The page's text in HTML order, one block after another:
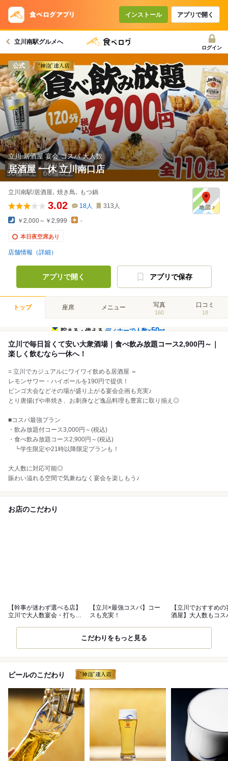
インストール アプリで開く
立川南駅グルメへ
ログイン
公式
立川 居酒屋 宴会 コスパ 大人数
居酒屋 一休 立川南口店
立川南駅/居酒屋､ 焼き鳥､ もつ鍋
3.02 18人 313 人
￥2,000～￥2,999 -
本日夜空席あり
店舗情報（詳細）
アプリで開く アプリで保存
トップ 座席 メニュー 写真
160
口コミ
18
貯まる・使えるディナーで人数×50pt
立川で毎日旨くて安い大衆酒場｜食べ飲み放題コース2,900円～｜
楽しく飲むなら一休へ！
= 立川でカジュアルにワイワイ飲める居酒屋 ＝
レモンサワー・ハイボールを190円で提供！
ビンゴ大会などその場が盛り上がる宴会企画も充実♪
とり唐揚げや串焼き、お刺身など逸品料理も豊富に取り揃え◎
■コスパ最強プラン
・飲み放題付コース3,000円～(税込)
・食べ飲み放題コース2,900円～(税込)
┗学生限定や21時以降限定プランも！
大人数に対応可能◎
賑わい溢れる空間で気兼ねなく宴会を楽しもう♪
お店のこだわり
【幹事が迷わず選べる店】
立川で大人数宴会・打ち上
【立川×最強コスパ】コー
スも充実！
【立川でおすすめ
酒屋】大人数もコス
こだわりをもっと見る
ビールのこだわり
コースで使えるクーポン
戻る
クーポンを利用せず予約する